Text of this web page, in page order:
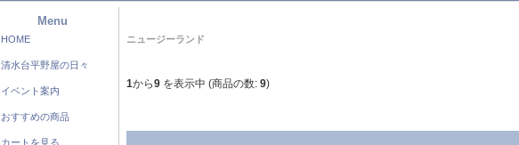
Menu
HOME
清水台平野屋の日々
イベント案内
おすすめの商品
カートを見る
ニュージーランド
1から9 を表示中 (商品の数: 9)